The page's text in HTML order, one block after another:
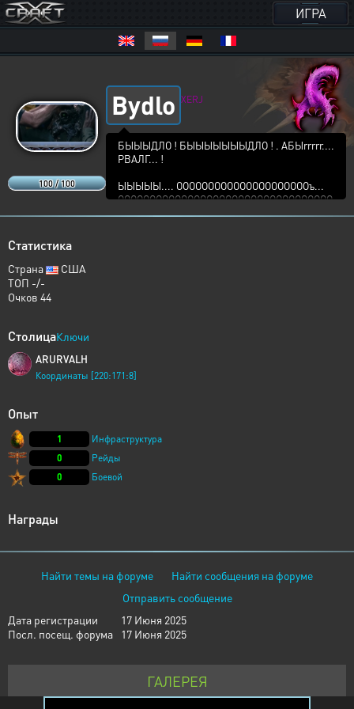
ИГРА
100 / 100
Bydlo XERJ
БЫЫЫДЛО ! БЫЫЫЫЫЫЫДЛО ! . АБЫrrrrr....
РВАЛГ... !
ЫЫЫЫЫ.... ОООООООООООООООООООООъ...
ОООООООООООООООООООООООООООООООООО
ОООООООООООъ...
Статистика
Страна
США
ТОП -/-
Очков 44
СтолицаКлючи
ARURVALH
Координаты [220:171:8]
Опыт
1
Инфраструктура
0
Рейды
0
Боевой
Награды
Найти темы на форуме
Найти сообщения на форуме
Отправить сообщение
Дата регистрации
17 Июня 2025
Посл. посещ. форума
17 Июня 2025
ГАЛЕРЕЯ